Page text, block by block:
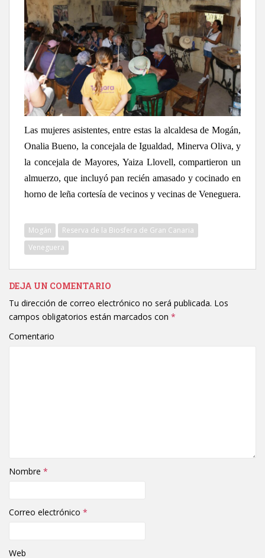
Las mujeres asistentes, entre estas la alcaldesa de Mogán,
Onalia Bueno, la concejala de Igualdad, Minerva Oliva, y
la concejala de Mayores, Yaiza Llovell, compartieron un
almuerzo, que incluyó pan recién amasado y cocinado en
horno de leña cortesía de vecinos y vecinas de Veneguera.
Mogán
Reserva de la Biosfera de Gran Canaria
Veneguera
DEJA UN COMENTARIO
Tu dirección de correo electrónico no será publicada. Los
campos obligatorios están marcados con *
Comentario
Nombre *
Correo electrónico *
Web